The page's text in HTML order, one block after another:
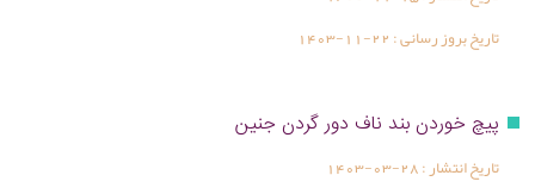
تاریخ بروز رسانی :1403-11-22
پیچ خوردن بند ناف دور گردن جنین
تاریخ انتشار :1403-03-28